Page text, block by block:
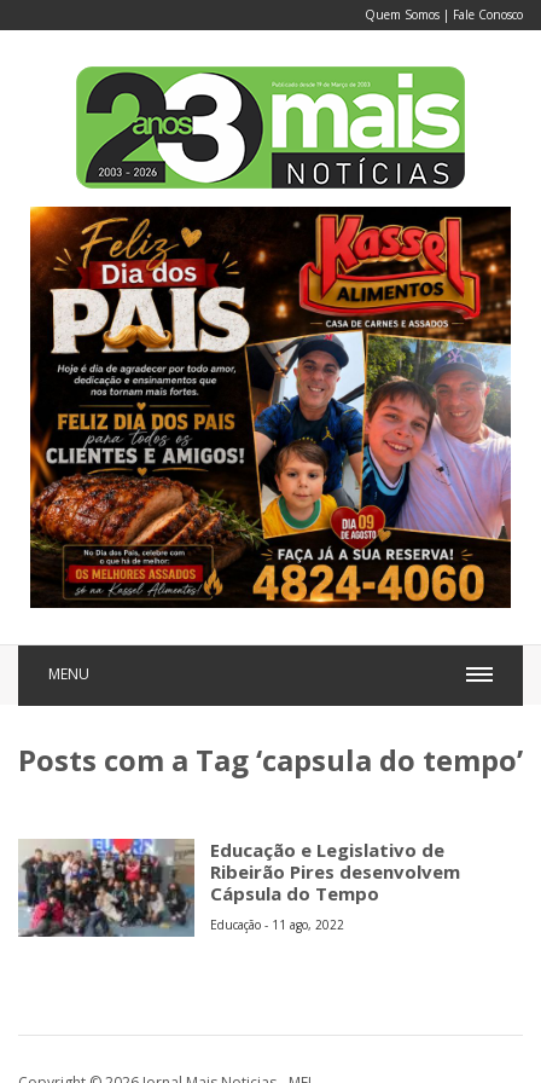
Quem Somos | Fale Conosco
MENU
Posts com a Tag ‘capsula do tempo’
Educação e Legislativo de
Ribeirão Pires desenvolvem
Cápsula do Tempo
Educação - 11 ago, 2022